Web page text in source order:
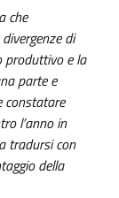
che
di
produttivo e la
parte e
constatare
l’anno in
tradursi con
della